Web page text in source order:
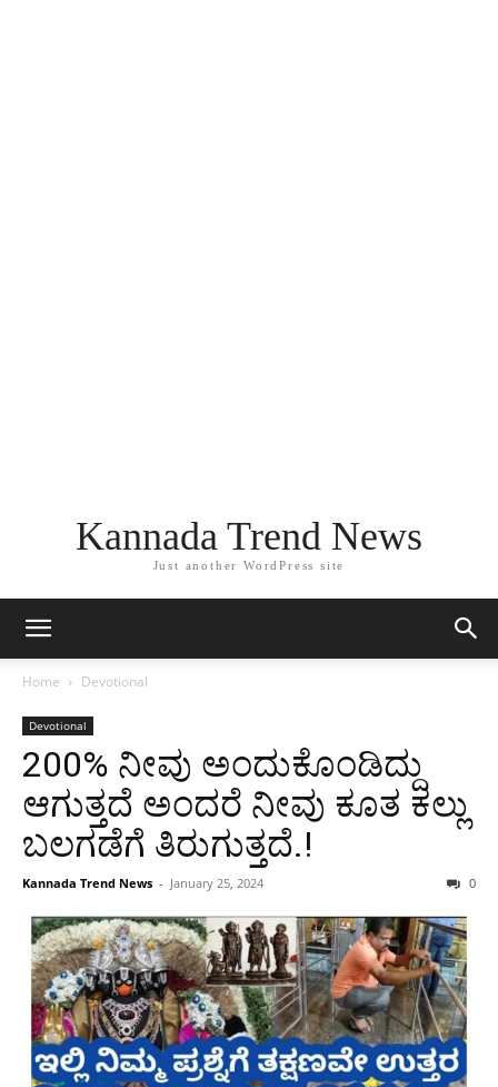
Kannada Trend News
Just another WordPress site
Home Devotional
Devotional
200% ನೀವು ಅಂದುಕೊಂಡಿದ್ದು
ಆಗುತ್ತದೆ ಅಂದರೆ ನೀವು ಕೂತ ಕಲ್ಲು
ಬಲಗಡೆಗೆ ತಿರುಗುತ್ತದೆ.!
Kannada Trend News - January 25, 2024 0